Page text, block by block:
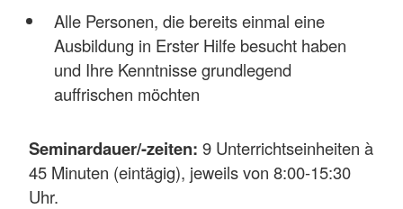
Alle Personen, die bereits einmal eine
Ausbildung in Erster Hilfe besucht haben
und Ihre Kenntnisse grundlegend
auffrischen möchten
Seminardauer/-zeiten: 9 Unterrichtseinheiten à
45 Minuten (eintägig), jeweils von 8:00-15:30
Uhr.